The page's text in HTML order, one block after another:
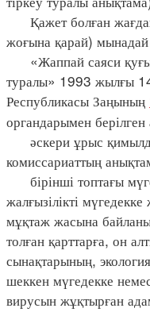
Қажет болған
жоғына қарай)
«Жаппай саяси
туралы» 1993 жылғы
Республикасы Заңының
органдарымен
әскери ұрыс
комиссариаттың
бірінші топтағы
жалғызілікті
мұқтаж жасына
толған қарттарға, он
сынақтарының,
шеккен мүгедекке
вирусын жұқтырған